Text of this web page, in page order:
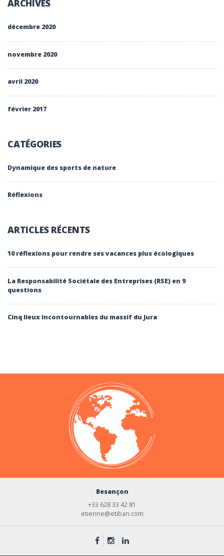
ARCHIVES
décembre 2020
novembre 2020
avril 2020
février 2017
CATÉGORIES
Dynamique des sports de nature
Réflexions
ARTICLES RÉCENTS
10 réflexions pour rendre ses vacances plus écologiques
La Responsabilité Sociétale des Entreprises (RSE) en 9
questions
Cinq lieux incontournables du massif du Jura
Besançon
+33 628 33 42 81
etienne@etiban.com